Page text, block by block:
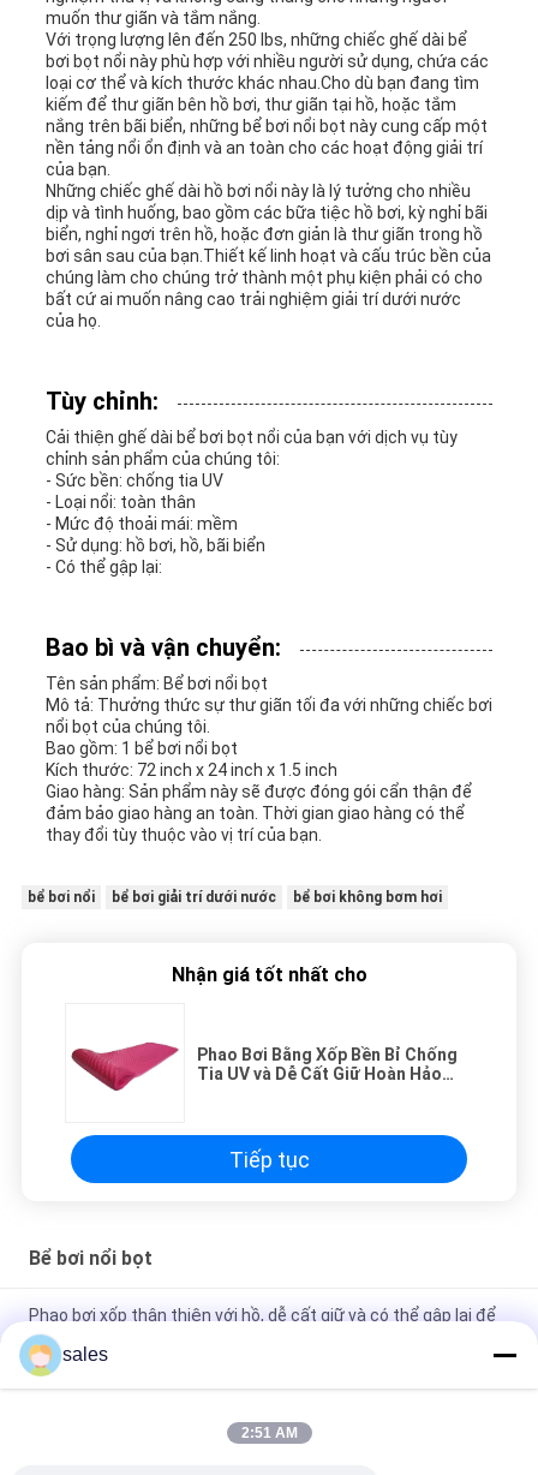
muốn thư giãn và tắm nắng.
Với trọng lượng lên đến 250 lbs, những chiếc ghế dài bể
bơi bọt nổi này phù hợp với nhiều người sử dụng, chứa các
loại cơ thể và kích thước khác nhau.Cho dù bạn đang tìm
kiếm để thư giãn bên hồ bơi, thư giãn tại hồ, hoặc tắm
nắng trên bãi biển, những bể bơi nổi bọt này cung cấp một
nền tảng nổi ổn định và an toàn cho các hoạt động giải trí
của bạn.
Những chiếc ghế dài hồ bơi nổi này là lý tưởng cho nhiều
dịp và tình huống, bao gồm các bữa tiệc hồ bơi, kỳ nghỉ bãi
biển, nghỉ ngơi trên hồ, hoặc đơn giản là thư giãn trong hồ
bơi sân sau của bạn.Thiết kế linh hoạt và cấu trúc bền của
chúng làm cho chúng trở thành một phụ kiện phải có cho
bất cứ ai muốn nâng cao trải nghiệm giải trí dưới nước
của họ.
Tùy chỉnh:
Cải thiện ghế dài bể bơi bọt nổi của bạn với dịch vụ tùy
chỉnh sản phẩm của chúng tôi:
- Sức bền: chống tia UV
- Loại nổi: toàn thân
- Mức độ thoải mái: mềm
- Sử dụng: hồ bơi, hồ, bãi biển
- Có thể gập lại:
Bao bì và vận chuyển:
Tên sản phẩm: Bể bơi nổi bọt
Mô tả: Thưởng thức sự thư giãn tối đa với những chiếc bơi
nổi bọt của chúng tôi.
Bao gồm: 1 bể bơi nổi bọt
Kích thước: 72 inch x 24 inch x 1.5 inch
Giao hàng: Sản phẩm này sẽ được đóng gói cẩn thận để
đảm bảo giao hàng an toàn. Thời gian giao hàng có thể
thay đổi tùy thuộc vào vị trí của bạn.
bể bơi nổi bể bơi giải trí dưới nước bể bơi không bơm hơi
Nhận giá tốt nhất cho
Phao Bơi Bằng Xốp Bền Bỉ Chống
Tia UV và Dễ Cất Giữ Hoàn Hảo
Tiếp tục
Bể bơi nổi bọt
Phao bơi xốp thân thiện với hồ, dễ cất giữ và có thể gập lại để
thư giãn
Ghế lười xốp nổi trên hồ bơi Lake Holiday - Phải có để trải
nghiệm thư giãn tuyệt đỉnh
sales
2:51 AM